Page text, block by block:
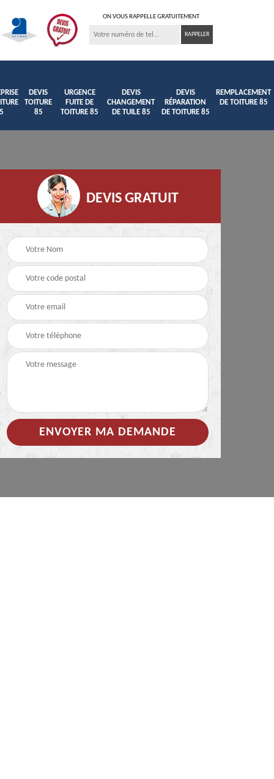
ON VOUS RAPPELLE GRATUITEMENT
DEVIS
TOITURE
85
URGENCE
FUITE DE
TOITURE 85
DEVIS
CHANGEMENT
DE TUILE 85
DEVIS
RÉPARATION
DE TOITURE 85
REMPLACEMENT
DE TOITURE 85
Hydrofuge coloré pour
toiture 85
Démoussage
nettoyage de tuile 85
DEVIS GRATUIT